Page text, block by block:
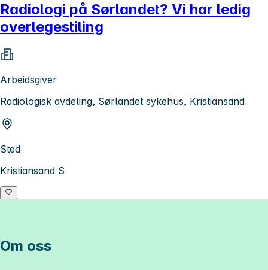
Radiologi på Sørlandet? Vi har ledig
overlegestiling
Arbeidsgiver
Radiologisk avdeling, Sørlandet sykehus, Kristiansand
Sted
Kristiansand S
Om oss